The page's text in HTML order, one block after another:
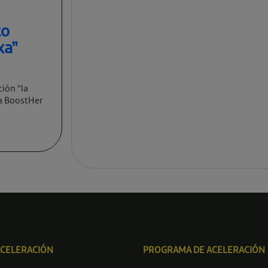
“la
BoostHer
PROGRAMA DE ACELERACIÓN